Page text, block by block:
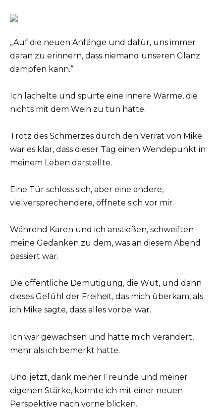
„Auf die neuen Anfänge und dafür, uns immer
daran zu erinnern, dass niemand unseren Glanz
dämpfen kann.“
Ich lächelte und spürte eine innere Wärme, die
nichts mit dem Wein zu tun hatte.
Trotz des Schmerzes durch den Verrat von Mike
war es klar, dass dieser Tag einen Wendepunkt in
meinem Leben darstellte.
Eine Tür schloss sich, aber eine andere,
vielversprechendere, öffnete sich vor mir.
Während Karen und ich anstießen, schweiften
meine Gedanken zu dem, was an diesem Abend
passiert war.
Die öffentliche Demütigung, die Wut, und dann
dieses Gefühl der Freiheit, das mich überkam, als
ich Mike sagte, dass alles vorbei war.
Ich war gewachsen und hatte mich verändert,
mehr als ich bemerkt hatte.
Und jetzt, dank meiner Freunde und meiner
eigenen Stärke, konnte ich mit einer neuen
Perspektive nach vorne blicken.